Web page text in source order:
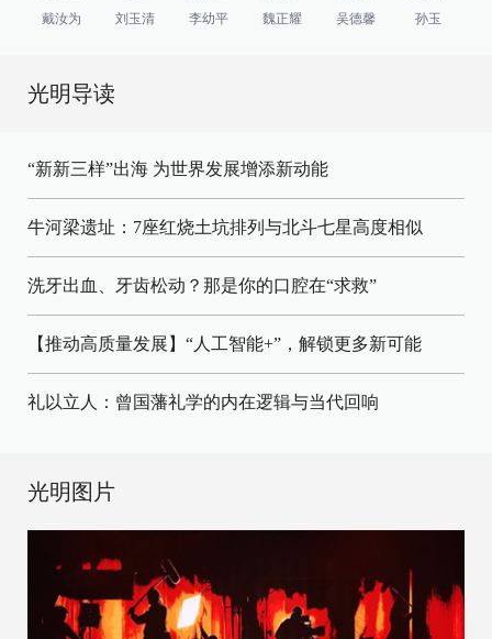
戴汝为
刘玉清 李幼平 魏正耀 吴德馨 孙玉
光明导读
“新新三样”出海 为世界发展增添新动能
牛河梁遗址：7座红烧土坑排列与北斗七星高度相似
洗牙出血、牙齿松动？那是你的口腔在“求救”
【推动高质量发展】“人工智能+”，解锁更多新可能
礼以立人：曾国藩礼学的内在逻辑与当代回响
光明图片